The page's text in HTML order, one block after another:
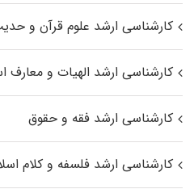
کارشناسی ارشد علوم قرآن و
کارشناسی ارشد الهیات و
کارشناسی ارشد فقه و حقوق
کارشناسی ارشد فلسفه و کلام